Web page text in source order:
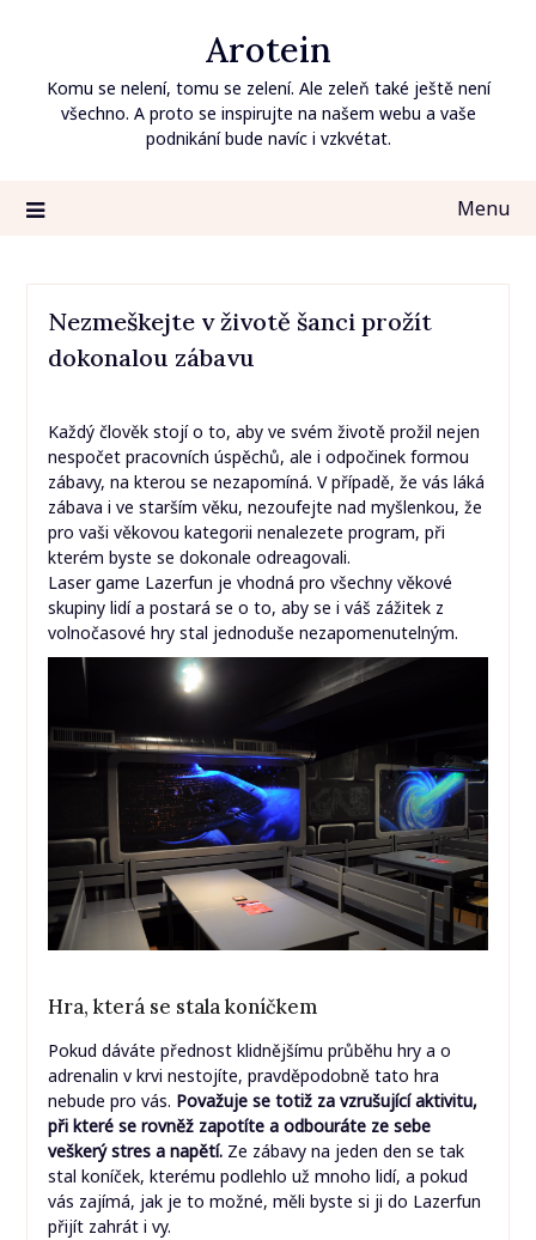
content
Arotein
Komu se nelení, tomu se zelení. Ale zeleň také ještě není
všechno. A proto se inspirujte na našem webu a vaše
podnikání bude navíc i vzkvétat.
Menu
Nezmeškejte v životě šanci prožít
dokonalou zábavu
Každý člověk stojí o to, aby ve svém životě prožil nejen
nespočet pracovních úspěchů, ale i odpočinek formou
zábavy, na kterou se nezapomíná. V případě, že vás láká
zábava i ve starším věku, nezoufejte nad myšlenkou, že
pro vaši věkovou kategorii nenalezete program, při
kterém byste se dokonale odreagovali.
Laser game Lazerfun je vhodná pro všechny věkové
skupiny lidí a postará se o to, aby se i váš zážitek z
volnočasové hry stal jednoduše nezapomenutelným.
Hra, která se stala koníčkem
Pokud dáváte přednost klidnějšímu průběhu hry a o
adrenalin v krvi nestojíte, pravděpodobně tato hra
nebude pro vás. Považuje se totiž za vzrušující aktivitu,
při které se rovněž zapotíte a odbouráte ze sebe
veškerý stres a napětí.Ze zábavy na jeden den se tak
stal koníček, kterému podlehlo už mnoho lidí, a pokud
vás zajímá, jak je to možné, měli byste si ji do Lazerfun
přijít zahrát i vy.